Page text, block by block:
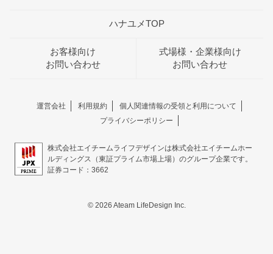
ハナユメTOP
お客様向け
お問い合わせ
式場様・企業様向け
お問い合わせ
運営会社 利用規約
個人関連情報の受領と利用について
プライバシーポリシー
株式会社エイチームライフデザインは株式会社エイチームホー
ルディングス（東証プライム市場上場）のグループ企業です。
証券コード：3662
© 2026 Ateam LifeDesign Inc.